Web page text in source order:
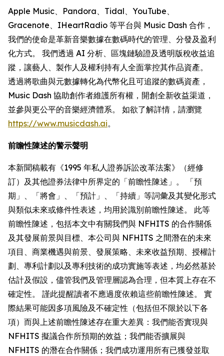
Apple Music、Pandora、Tidal、YouTube、
Gracenote、IHeartRadio 等平台與 Music Dash 合作，
我們的使命是革新音樂數據在數碼時代的管理、分發及盈利
化方式。 我們透過 AI 分析、區塊鏈驗證及透明版稅收益追
蹤，讓藝人、製作人及權利持有人全面掌控其作品資產。
透過將歌曲與元數據轉化為代幣化且可追蹤的數碼資產，
Music Dash 協助創作者維護所有權，開創全新收益渠道，
並參與更公平的音樂經濟體系。 如欲了解詳情，請瀏覽
https://www.musicdash.ai。
前瞻性陳述的警示聲明
本新聞稿載有《1995 年私人證券訴訟改革法案》（經修
訂）及其他證券法律中所界定的「前瞻性陳述」。 「預
期」、「將會」、「預計」、「持續」等詞彙及其變化形式
與類似未來或條件性表述，均用於識別前瞻性陳述。 此等
前瞻性陳述，包括本文中有關我們與 NFHITS 的合作關係
及其發展前景與目標、本公司與 NFHITS 之間潛在的未來
項目、商業機遇與前景、發展策略、未來收益預期、授權計
劃、專利計劃以及專利技術的成功實施等表述，均必然基於
估計及假設，儘管我們及管理層認為合理，但本質上存在不
確定性。 謹此提醒讀者不應過度依賴這些前瞻性陳述。 實
際結果可能因多項風險及不確定性（包括但不限於以下各
項）而與上述前瞻性陳述存在重大差異：我們能否實現與
NFHITS 擬議合作所預期的效益；我們能否擴展與
NFHITS 的潛在合作關係；我們成功運用所有已獲發並取